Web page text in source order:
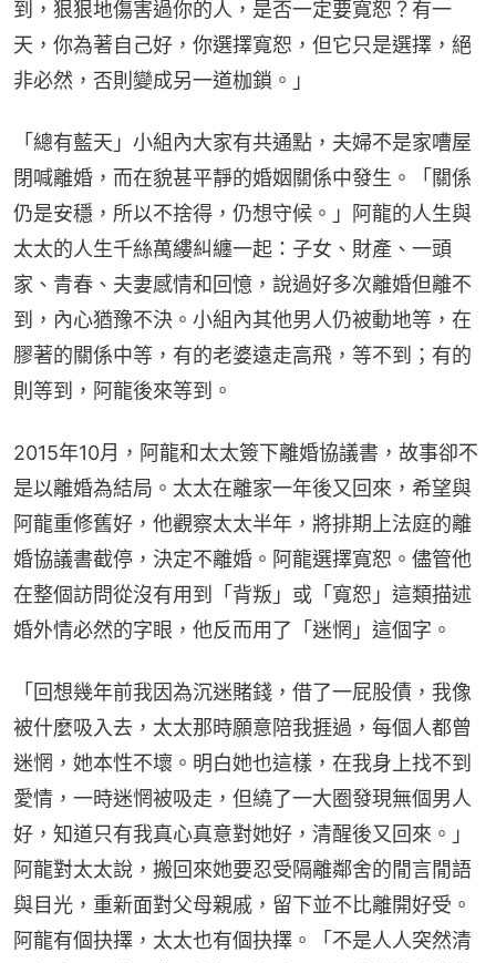
到，狠狠地傷害過你的人，是否一定要寬恕？有一
天，你為著自己好，你選擇寬恕，但它只是選擇，絕
非必然，否則變成另一道枷鎖。」
「總有藍天」小組內大家有共通點，夫婦不是家嘈屋
閉喊離婚，而在貌甚平靜的婚姻關係中發生。「關係
仍是安穩，所以不捨得，仍想守候。」阿龍的人生與
太太的人生千絲萬縷糾纏一起：子女、財產、一頭
家、青春、夫妻感情和回憶，說過好多次離婚但離不
到，內心猶豫不決。小組內其他男人仍被動地等，在
膠著的關係中等，有的老婆遠走高飛，等不到；有的
則等到，阿龍後來等到。
2015年10月，阿龍和太太簽下離婚協議書，故事卻不
是以離婚為結局。太太在離家一年後又回來，希望與
阿龍重修舊好，他觀察太太半年，將排期上法庭的離
婚協議書截停，決定不離婚。阿龍選擇寬恕。儘管他
在整個訪問從沒有用到「背叛」或「寬恕」這類描述
婚外情必然的字眼，他反而用了「迷惘」這個字。
「回想幾年前我因為沉迷賭錢，借了一屁股債，我像
被什麼吸入去，太太那時願意陪我捱過，每個人都曾
迷惘，她本性不壞。明白她也這樣，在我身上找不到
愛情，一時迷惘被吸走，但繞了一大圈發現無個男人
好，知道只有我真心真意對她好，清醒後又回來。」
阿龍對太太說，搬回來她要忍受隔離鄰舍的閒言閒語
與目光，重新面對父母親戚，留下並不比離開好受。
阿龍有個抉擇，太太也有個抉擇。「不是人人突然清